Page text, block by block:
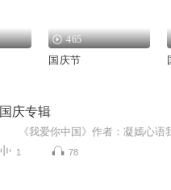
465
国庆节
国庆专辑
1 78